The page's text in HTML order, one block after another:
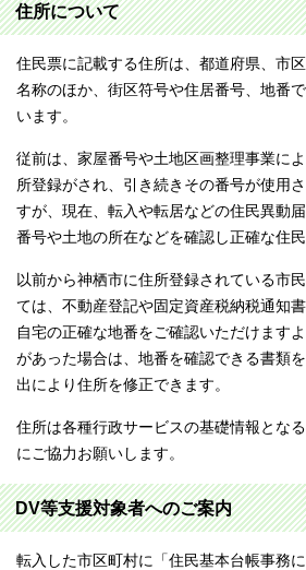
住所について
住民票に記載する住所は、都道府県、市
名称のほか、街区符号や住居番号、地番
います。
従前は、家屋番号や土地区画整理事業に
所登録がされ、引き続きその番号が使用
すが、現在、転入や転居などの住民異動
番号や土地の所在などを確認し正確な住
以前から神栖市に住所登録されている市
ては、不動産登記や固定資産税納税通知
自宅の正確な地番をご確認いただけます
があった場合は、地番を確認できる書類
出により住所を修正できます。
住所は各種行政サービスの基礎情報とな
にご協力お願いします。
DV等支援対象者へのご案内
転入した市区町村に「住民基本台帳事務